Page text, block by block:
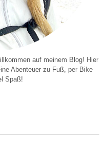
auf meinem Blog! Hier
Abenteuer zu Fuß, per Bike
Spaß!